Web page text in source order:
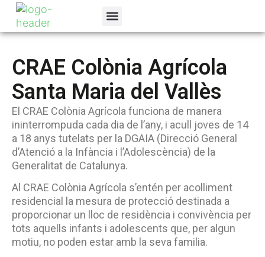
CRAE Colònia Agrícola
Santa Maria del Vallès
El CRAE Colònia Agrícola funciona de manera
ininterrompuda cada dia de l’any, i acull joves de 14
a 18 anys tutelats per la DGAIA (Direcció General
d’Atenció a la Infància i l’Adolescència) de la
Generalitat de Catalunya.
Al CRAE Colònia Agrícola s’entén per acolliment
residencial la mesura de protecció destinada a
proporcionar un lloc de residència i convivència per
tots aquells infants i adolescents que, per algun
motiu, no poden estar amb la seva familia.